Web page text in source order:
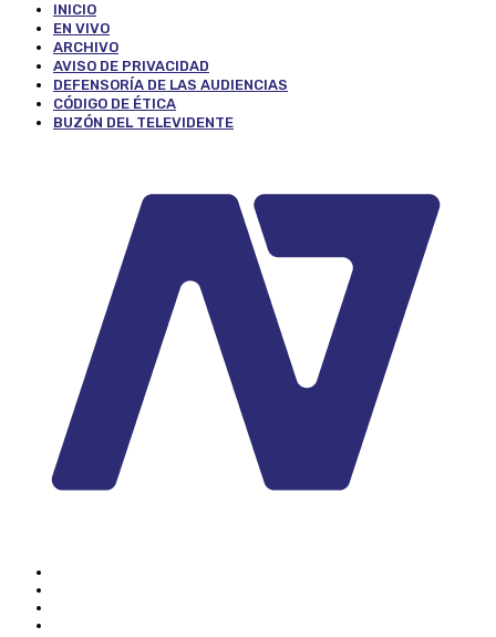
INICIO
EN VIVO
ARCHIVO
AVISO DE PRIVACIDAD
DEFENSORÍA DE LAS AUDIENCIAS
CÓDIGO DE ÉTICA
BUZÓN DEL TELEVIDENTE